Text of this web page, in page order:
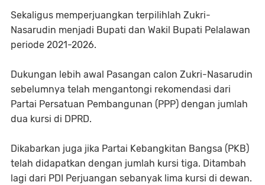
Sekaligus memperjuangkan terpilihlah Zukri-
Nasarudin menjadi Bupati dan Wakil Bupati Pelalawan
periode 2021-2026.
Dukungan lebih awal Pasangan calon Zukri-Nasarudin
sebelumnya telah mengantongi rekomendasi dari
Partai Persatuan Pembangunan (PPP) dengan jumlah
dua kursi di DPRD.
Dikabarkan juga jika Partai Kebangkitan Bangsa (PKB)
telah didapatkan dengan jumlah kursi tiga. Ditambah
lagi dari PDI Perjuangan sebanyak lima kursi di dewan.